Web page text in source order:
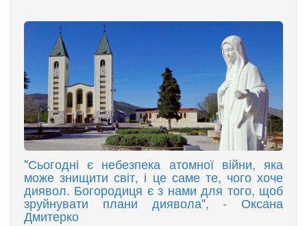
"Сьогодні є небезпека атомної війни, яка
може знищити світ, і це саме те, чого хоче
диявол. Богородиця є з нами для того, щоб
зруйнувати плани диявола", - Оксана
Дмитерко